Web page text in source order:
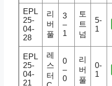
EPL
25-
04-
28
리
버
풀
3
–
1
토
트
넘
5-
1
EPL
25-
04-
21
레
스
터
0
–
0
리
버
풀
0-
1